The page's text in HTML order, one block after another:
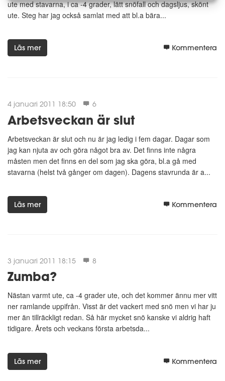
ute med stavarna, i ca -4 grader, lätt snöfall och dagsljus, skönt
ute. Steg har jag också samlat med att bl.a bära...
Läs mer Kommentera
4 januari 2011 18:50 6
Arbetsveckan är slut
Arbetsveckan är slut och nu är jag ledig i fem dagar. Dagar som
jag kan njuta av och göra något bra av. Det finns inte några
måsten men det finns en del som jag ska göra, bl.a gå med
stavarna (helst två gånger om dagen). Dagens stavrunda är a...
Läs mer Kommentera
3 januari 2011 18:15 8
Zumba?
Nästan varmt ute, ca -4 grader ute, och det kommer ännu mer vitt
ner ramlande uppifrån. Visst är det vackert med snö men vi har ju
mer än tillräckligt redan. Så här mycket snö kanske vi aldrig haft
tidigare. Årets och veckans första arbetsda...
Läs mer Kommentera